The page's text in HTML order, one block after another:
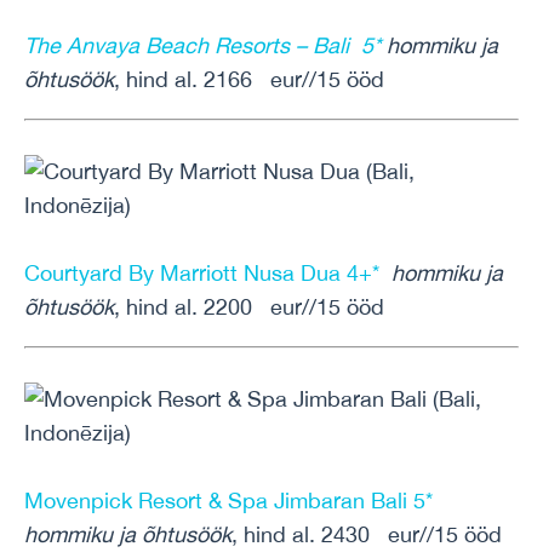
The Anvaya Beach Resorts – Bali 5*hommiku ja
õhtusöök, hind al. 2166 eur//15 ööd
Courtyard By Marriott Nusa Dua 4+* hommiku ja
õhtusöök, hind al. 2200 eur//15 ööd
Movenpick Resort & Spa Jimbaran Bali 5*
hommiku ja õhtusöök, hind al. 2430 eur//15 ööd